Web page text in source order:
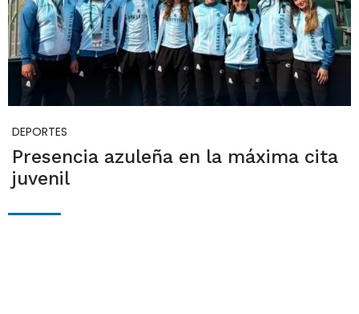
DEPORTES
Presencia azuleña en la máxima cita
juvenil